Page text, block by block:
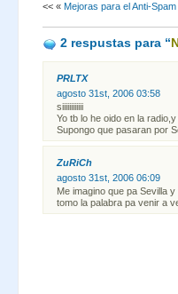
<< « Mejoras para el Anti-
2 respustas para “
PRLTX
agosto 31st, 2006 03:58
siiiiiiiiiiii
Yo tb lo he oido en la
Supongo que pasaran por
ZuRiCh
agosto 31st, 2006 06:09
Me imagino que pa Sevilla
tomo la palabra pa venir a